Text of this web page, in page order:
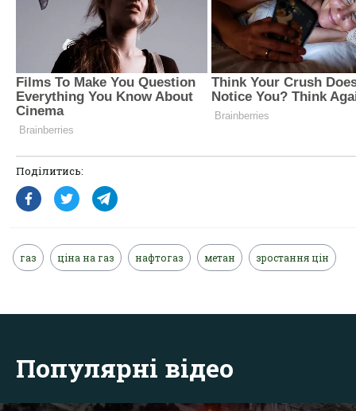
Поділитись:
газ ціна на газ нафтогаз метан зростання цін
Популярні відео